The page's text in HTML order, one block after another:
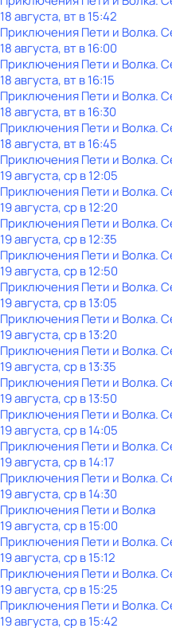
18 августа, вт в 15:42
Приключения Пети и Волка.
18 августа, вт в 16:00
Приключения Пети и Волка.
18 августа, вт в 16:15
Приключения Пети и Волка.
18 августа, вт в 16:30
Приключения Пети и Волка.
18 августа, вт в 16:45
Приключения Пети и Волка.
19 августа, ср в 12:05
Приключения Пети и Волка.
19 августа, ср в 12:20
Приключения Пети и Волка.
19 августа, ср в 12:35
Приключения Пети и Волка.
19 августа, ср в 12:50
Приключения Пети и Волка.
19 августа, ср в 13:05
Приключения Пети и Волка.
19 августа, ср в 13:20
Приключения Пети и Волка.
19 августа, ср в 13:35
Приключения Пети и Волка.
19 августа, ср в 13:50
Приключения Пети и Волка.
19 августа, ср в 14:05
Приключения Пети и Волка.
19 августа, ср в 14:17
Приключения Пети и Волка.
19 августа, ср в 14:30
Приключения Пети и Волка
19 августа, ср в 15:00
Приключения Пети и Волка.
19 августа, ср в 15:12
Приключения Пети и Волка.
19 августа, ср в 15:25
Приключения Пети и Волка.
19 августа, ср в 15:42